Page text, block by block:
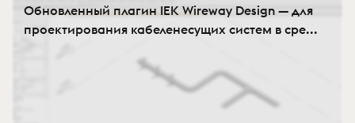
Обновленный плагин IEK Wireway Design — для
проектирования кабеленесущих систем в сре...